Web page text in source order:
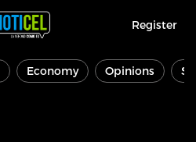
Register
Economy Opinions